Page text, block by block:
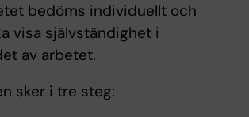
bedöms individuellt och
visa självständighet i
av arbetet.
sker i tre steg: